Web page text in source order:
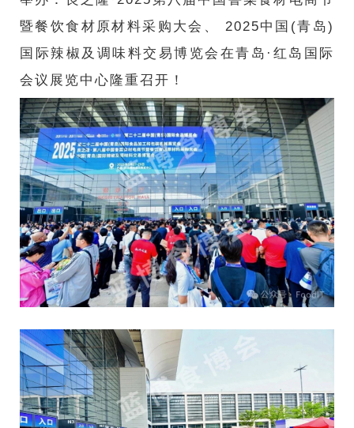
暨餐饮食材原材料采购大会、 2025中国(青岛)
国际辣椒及调味料交易博览会在青岛·红岛国际
会议展览中心隆重召开！